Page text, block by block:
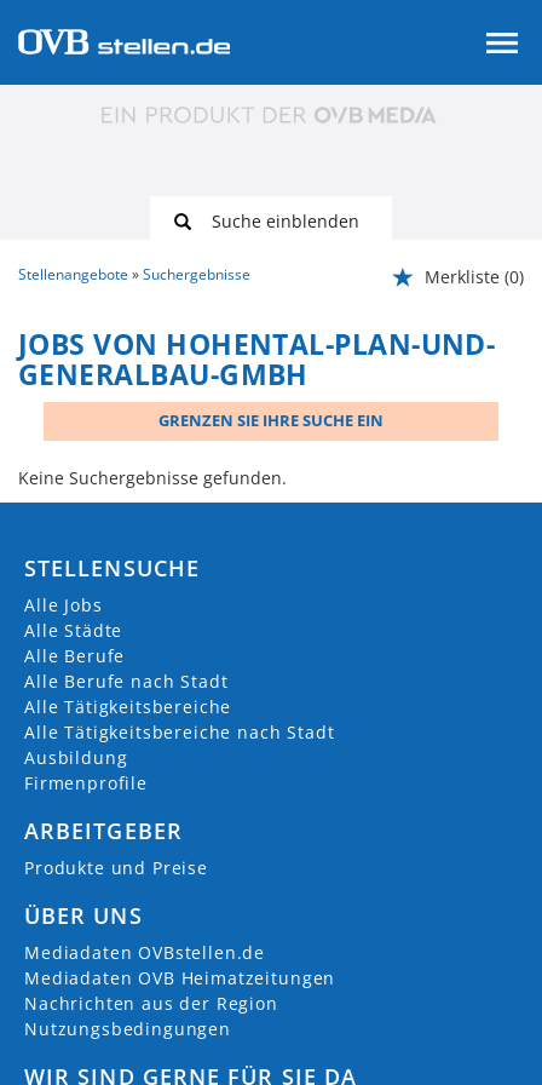
Suche einblenden
Stellenangebote Suchergebnisse Merkliste (0)
JOBS VON HOHENTAL-PLAN-UND-
GENERALBAU-GMBH
GRENZEN SIE IHRE SUCHE EIN
Keine Suchergebnisse gefunden.
STELLENSUCHE
Alle Jobs
Alle Städte
Alle Berufe
Alle Berufe nach Stadt
Alle Tätigkeitsbereiche
Alle Tätigkeitsbereiche nach Stadt
Ausbildung
Firmenprofile
ARBEITGEBER
Produkte und Preise
ÜBER UNS
Mediadaten OVBstellen.de
Mediadaten OVB Heimatzeitungen
Nachrichten aus der Region
Nutzungsbedingungen
WIR SIND GERNE FÜR SIE DA